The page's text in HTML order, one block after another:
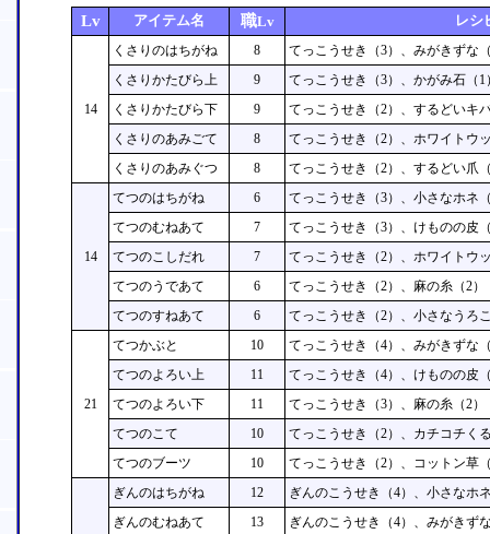
Lv アイテム名 職Lv レシ
14
くさりのはちがね 8
てっこうせき（3）、みがきずな
くさりかたびら上
9
てっこうせき（3）、かがみ石（1
くさりかたびら下
9
てっこうせき（2）、するどいキ
くさりのあみごて
8
てっこうせき（2）、ホワイトウ
くさりのあみぐつ
8 てっこうせき（2）、するどい爪
14
てつのはちがね 6
てっこうせき（3）、小さなホネ
てつのむねあて
7
てっこうせき（3）、けものの皮
てつのこしだれ
7
てっこうせき（2）、ホワイトウ
てつのうであて
6
てっこうせき（2）、麻の糸（2）
てつのすねあて
6 てっこうせき（2）、小さなうろ
21
てつかぶと 10
てっこうせき（4）、みがきずな
てつのよろい上
11
てっこうせき（4）、けものの皮
てつのよろい下
11
てっこうせき（3）、麻の糸（2）
てつのこて
10
てっこうせき（2）、カチコチく
てつのブーツ
10 てっこうせき（2）、コットン草
ぎんのはちがね 12
ぎんのこうせき（4）、小さなホ
ぎんのむねあて
13
ぎんのこうせき（4）、みがきず